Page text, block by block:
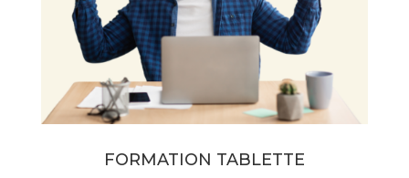
FORMATION TABLETTE